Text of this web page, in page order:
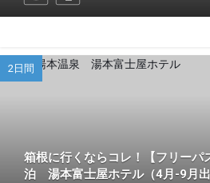
2日間
箱根に行くならコレ！【フリーパ
泊 湯本富士屋ホテル（4月-9月出